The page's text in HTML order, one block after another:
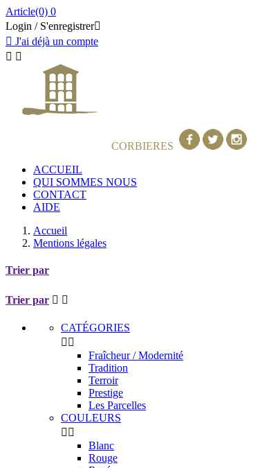
Article(0) 0
Login / S'enregistrer
 J'ai déjà un compte
 
CORBIERES
ACCUEIL
QUI SOMMES NOUS
CONTACT
AIDE
Accueil
Mentions légales
Trier par
Trier par  
CATÉGORIES
 
Fraîcheur / Modernité
Tradition
Terroir
Prestige
Les Parcelles
COULEURS
 
Blanc
Rouge